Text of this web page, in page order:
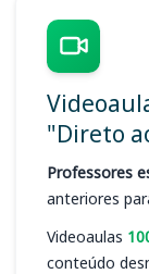
"Direto
Professores
anteriores
Videoaulas
conteúdo